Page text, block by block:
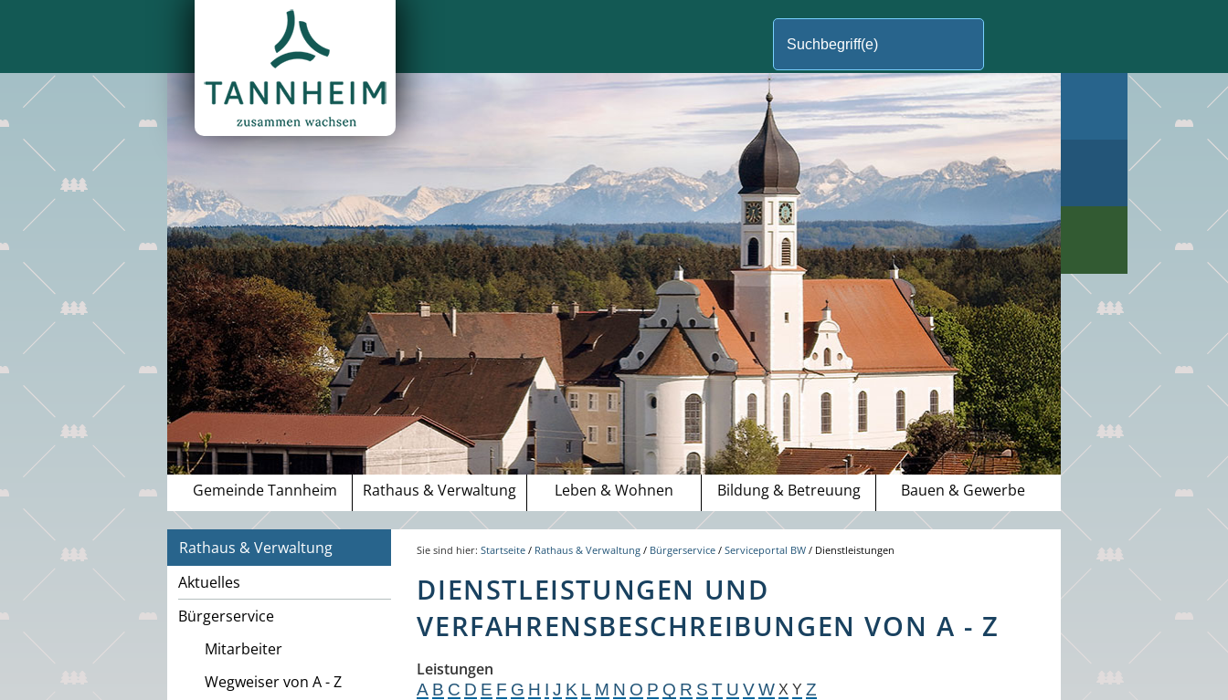
Gemeinde Tannheim Rathaus & Verwaltung Leben & Wohnen Bildung & Betreuung Bauen & Gewerbe
Rathaus & Verwaltung
Aktuelles
Bürgerservice
Mitarbeiter
Wegweiser von A - Z
Sie sind hier:Startseite / Rathaus & Verwaltung / Bürgerservice /Serviceportal BW / Dienstleistungen
DIENSTLEISTUNGEN UND
VERFAHRENSBESCHREIBUNGEN VON A - Z
Leistungen
A B C D E F G H I J K L M N O P Q R S T U V W X Y Z